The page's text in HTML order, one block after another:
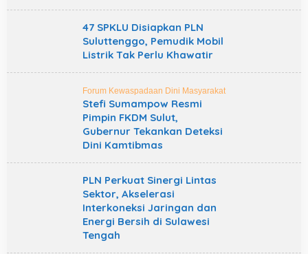
47 SPKLU Disiapkan PLN
Suluttenggo, Pemudik Mobil
Listrik Tak Perlu Khawatir
Forum Kewaspadaan Dini Masyarakat
Stefi Sumampow Resmi
Pimpin FKDM Sulut,
Gubernur Tekankan Deteksi
Dini Kamtibmas
PLN Perkuat Sinergi Lintas
Sektor, Akselerasi
Interkoneksi Jaringan dan
Energi Bersih di Sulawesi
Tengah